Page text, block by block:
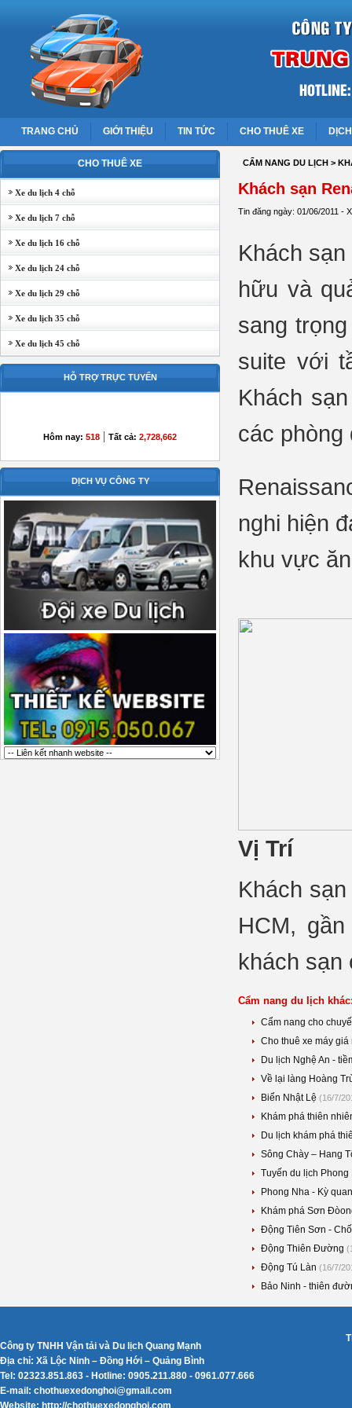
TRANG CHỦ GIỚI THIỆU TIN TỨC CHO THUÊ XE
CHO THUÊ XE
Xe du lịch 4 chỗ
Xe du lịch 7 chỗ
Xe du lịch 16 chỗ
Xe du lịch 24 chỗ
Xe du lịch 29 chỗ
Xe du lịch 35 chỗ
Xe du lịch 45 chỗ
HỖ TRỢ TRỰC TUYẾN
Hôm nay: 518 | Tất cả: 2,728,662
DỊCH VỤ CÔNG TY
CẨM NANG DU LỊCH >
Khách sạn
Tin đăng ngày: 01/06/2011 -
Khách
hữu và
sang
suite với
Khách
các phòng
nghi hiện
khu vực
Vị Trí
Khách
HCM,
khách sạn
Cẩm nang du lịch
Cẩm nang cho
Cho thuê xe máy
Du lịch Nghệ An -
Về lại làng Hoàng
Biển Nhật Lệ (16/7/
Khám phá thiên
Du lịch khám phá
Sông Chày – Hang
Tuyến du lịch
Phong Nha - Kỳ
Khám phá Sơn
Động Tiên Sơn -
Động Thiên Đường
Động Tú Làn (16/7/
Bảo Ninh - thiên
Công ty TNHH Vận tải và Du lịch Quang Mạnh
Địa chỉ: Xã Lộc Ninh – Đồng Hới – Quảng Bình
Tel: 02323.851.863 - Hotline: 0905.211.880 - 0961.077.666
E-mail: chothuexedonghoi@gmail.com
Website: http://chothuexedonghoi.com